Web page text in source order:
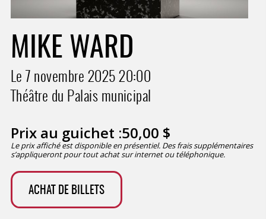
MIKE WARD
Le 7 novembre 202520:00
Théâtre du Palais municipal
Prix au guichet :50,00 $
Le prix affiché est disponible en présentiel. Des frais supplémentaires
s’appliqueront pour tout achat sur internet ou téléphonique.
ACHAT DE BILLETS